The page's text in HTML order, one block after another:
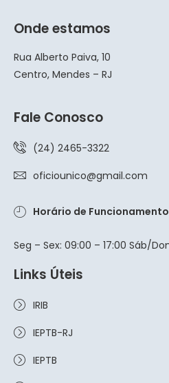
Onde estamos
Rua Alberto Paiva, 10
Centro, Mendes – RJ
Fale Conosco
(24) 2465-3322
oficiounico@gmail.com
Horário de
Seg – Sex: 09:00 – 17:00 Sáb/
Links Úteis
IRIB
IEPTB-RJ
IEPTB